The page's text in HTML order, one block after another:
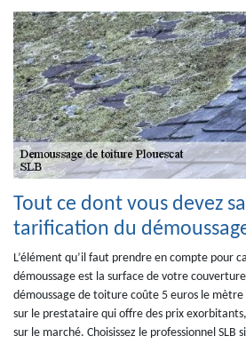
Tout ce dont vous devez
tarification du
L’élément qu’il faut prendre en compte pour
démoussage est la surface de votre
démoussage de toiture coûte 5 euros le
sur le prestataire qui offre des prix
sur le marché. Choisissez le professionnel SLB